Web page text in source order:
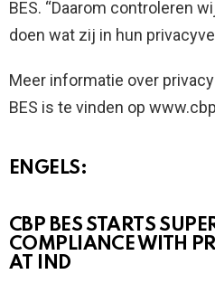
BES. “Daarom controleren
doen wat zij in hun
Meer informatie over
BES is te vinden op
ENGELS:
CBP BES STARTS
COMPLIANCE WITH
AT IND